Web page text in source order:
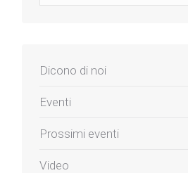
Dicono di noi
Eventi
Prossimi eventi
Video